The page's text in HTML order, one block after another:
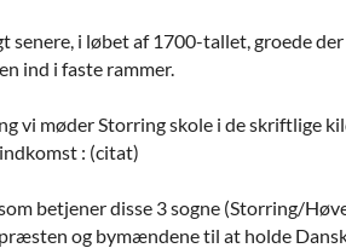
senere, i løbet af 1700-tallet, groede
ind i faste rammer.
vi møder Storring skole i de skriftlige
: (citat)
betjener disse 3 sogne (Storring/
og bymændene til at holde